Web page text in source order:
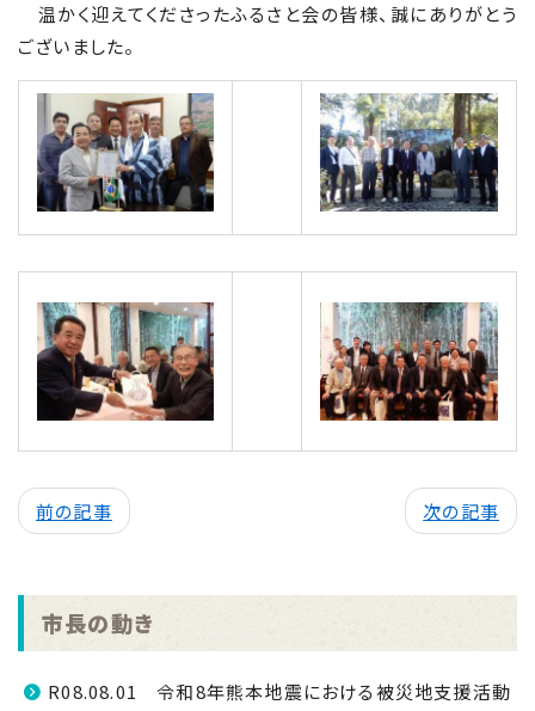
温かく迎えてくださったふるさと会の皆様、誠にありがとう
ございました。
前の記事 次の記事
市長の動き
R08.08.01 令和8年熊本地震における被災地支援活動